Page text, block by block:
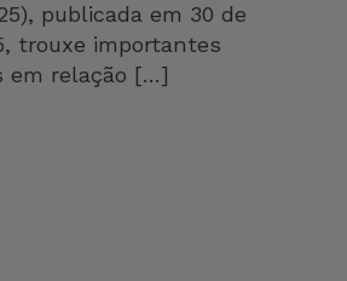
publicada em 30 de
trouxe importantes
em relação […]